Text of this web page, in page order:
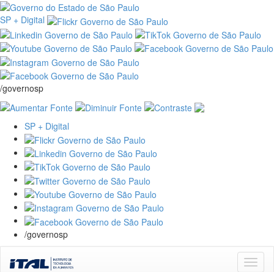
SP + Digital
/governosp
SP + Digital
/governosp
navigation